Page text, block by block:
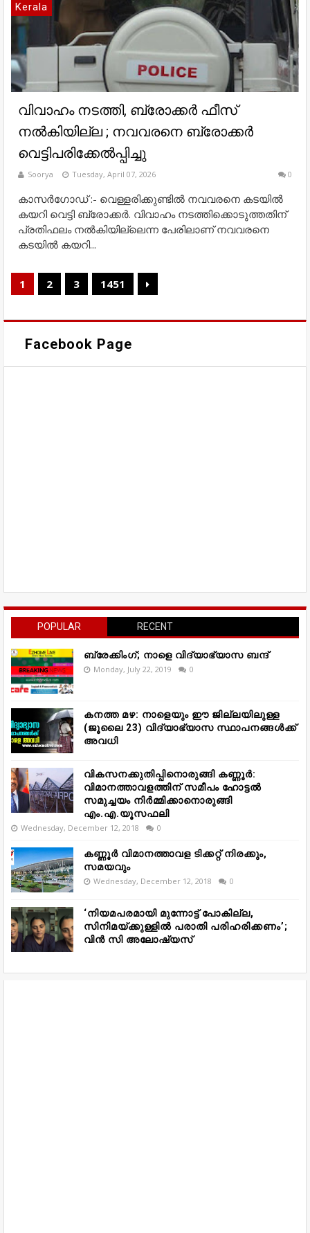
Kerala
വിവാഹം നടത്തി, ബ്രോക്കർ ഫീസ്
നൽകിയില്ല ; നവവരനെ ബ്രോക്കർ
വെട്ടിപരിക്കേൽപ്പിച്ചു
Soorya Tuesday, April 07, 2026 0
കാസർഗോഡ് :- വെള്ളരിക്കുണ്ടിൽ നവവരനെ കടയിൽ
കയറി വെട്ടി ബ്രോക്കർ. വിവാഹം നടത്തിക്കൊടുത്തതിന്
പ്രതിഫലം നൽകിയില്ലെന്ന പേരിലാണ് നവവരനെ
കടയിൽ കയറി...
1 2 3 1451
Facebook Page
POPULAR RECENT
ബ്രേക്കിംഗ്; നാളെ വിദ്യാഭ്യാസ ബന്ദ്
Monday, July 22, 2019 0
കനത്ത മഴ: നാളെയും ഈ ജില്ലയിലുള്ള
(ജൂലൈ 23) വിദ്യാഭ്യാസ സ്ഥാപനങ്ങൾക്ക്
അവധി
വികസനക്കുതിപ്പിനൊരുങ്ങി കണ്ണൂർ:
വിമാനത്താവളത്തിന് സമീപം ഹോട്ടൽ
സമുച്ചയം നിർമ്മിക്കാനൊരുങ്ങി
എം.എ.യൂസഫലി
Wednesday, December 12, 2018 0
കണ്ണൂർ വിമാനത്താവള ടിക്കറ്റ് നിരക്കും,
സമയവും
Wednesday, December 12, 2018 0
‘നിയമപരമായി മുന്നോട്ട് പോകില്ല,
സിനിമയ്ക്കുള്ളിൽ പരാതി പരിഹരിക്കണം’;
വിൻ സി അലോഷ്യസ്